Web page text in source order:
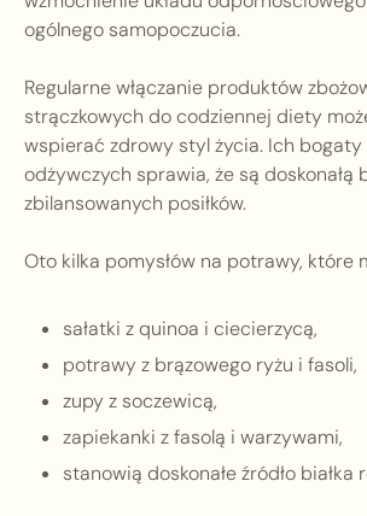
ogólnego samopoczucia.
Regularne włączanie produktów
strączkowych do codziennej diety
wspierać zdrowy styl życia. Ich bogaty
odżywczych sprawia, że są doskonałą
zbilansowanych posiłków.
Oto kilka pomysłów na potrawy, które
sałatki z quinoa i ciecierzycą,
potrawy z brązowego ryżu i fasoli,
zupy z soczewicą,
zapiekanki z fasolą i warzywami,
stanowią doskonałe źródło białka